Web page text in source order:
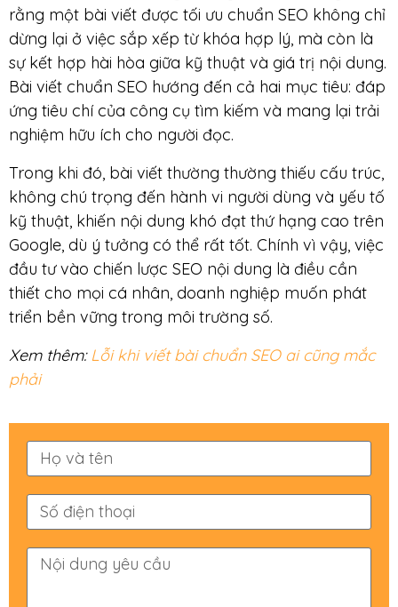
rằng một bài viết được tối ưu chuẩn SEO không chỉ
dừng lại ở việc sắp xếp từ khóa hợp lý, mà còn là
sự kết hợp hài hòa giữa kỹ thuật và giá trị nội dung.
Bài viết chuẩn SEO hướng đến cả hai mục tiêu: đáp
ứng tiêu chí của công cụ tìm kiếm và mang lại trải
nghiệm hữu ích cho người đọc.
Trong khi đó, bài viết thường thường thiếu cấu trúc,
không chú trọng đến hành vi người dùng và yếu tố
kỹ thuật, khiến nội dung khó đạt thứ hạng cao trên
Google, dù ý tưởng có thể rất tốt. Chính vì vậy, việc
đầu tư vào chiến lược SEO nội dung là điều cần
thiết cho mọi cá nhân, doanh nghiệp muốn phát
triển bền vững trong môi trường số.
Xem thêm:Lỗi khi viết bài chuẩn SEO ai cũng mắc
phải